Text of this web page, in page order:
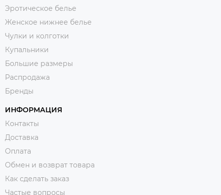
Эротическое белье
Женское нижнее белье
Чулки и колготки
Купальники
Большие размеры
Распродажа
Бренды
ИНФОРМАЦИЯ
Контакты
Доставка
Оплата
Обмен и возврат товара
Как сделать заказ
Частые вопросы